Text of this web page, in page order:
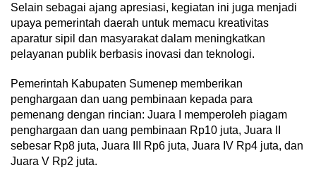
Selain sebagai ajang apresiasi, kegiatan ini juga menjadi
upaya pemerintah daerah untuk memacu kreativitas
aparatur sipil dan masyarakat dalam meningkatkan
pelayanan publik berbasis inovasi dan teknologi.
Pemerintah Kabupaten Sumenep memberikan
penghargaan dan uang pembinaan kepada para
pemenang dengan rincian: Juara I memperoleh piagam
penghargaan dan uang pembinaan Rp10 juta, Juara II
sebesar Rp8 juta, Juara III Rp6 juta, Juara IV Rp4 juta, dan
Juara V Rp2 juta.